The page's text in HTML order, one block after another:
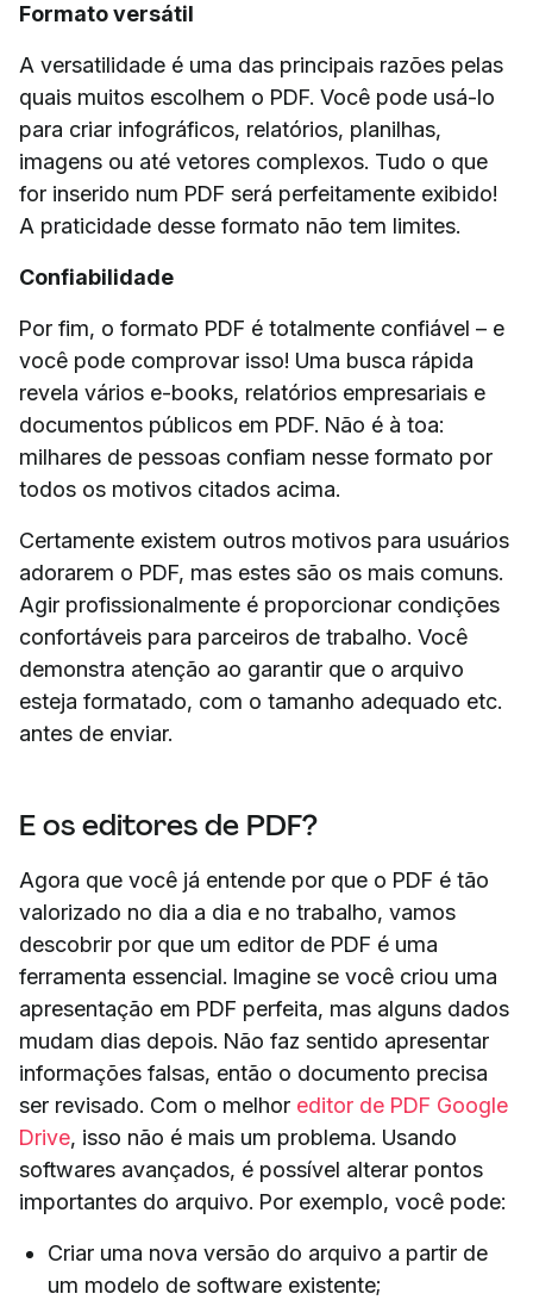
Formato versátil
A versatilidade é uma das principais razões pelas
quais muitos escolhem o PDF. Você pode usá-lo
para criar infográficos, relatórios, planilhas,
imagens ou até vetores complexos. Tudo o que
for inserido num PDF será perfeitamente exibido!
A praticidade desse formato não tem limites.
Confiabilidade
Por fim, o formato PDF é totalmente confiável – e
você pode comprovar isso! Uma busca rápida
revela vários e-books, relatórios empresariais e
documentos públicos em PDF. Não é à toa:
milhares de pessoas confiam nesse formato por
todos os motivos citados acima.
Certamente existem outros motivos para usuários
adorarem o PDF, mas estes são os mais comuns.
Agir profissionalmente é proporcionar condições
confortáveis para parceiros de trabalho. Você
demonstra atenção ao garantir que o arquivo
esteja formatado, com o tamanho adequado etc.
antes de enviar.
E os editores de PDF?
Agora que você já entende por que o PDF é tão
valorizado no dia a dia e no trabalho, vamos
descobrir por que um editor de PDF é uma
ferramenta essencial. Imagine se você criou uma
apresentação em PDF perfeita, mas alguns dados
mudam dias depois. Não faz sentido apresentar
informações falsas, então o documento precisa
ser revisado. Com o melhor editor de PDF Google
Drive, isso não é mais um problema. Usando
softwares avançados, é possível alterar pontos
importantes do arquivo. Por exemplo, você pode:
Criar uma nova versão do arquivo a partir de
um modelo de software existente;